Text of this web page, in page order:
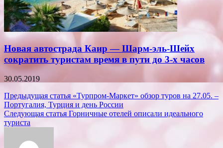
Новая автострада Каир — Шарм-эль-Шейх
сократить туристам время в пути до 3-х часов
30.05.2019
Навигация
по
записям
Предыдущая статья «Турпром-Маркет» обзор туров на 27.05. –
Португалия, Турция и день России
Следующая статья Горничные отелей описали идеального
туриста